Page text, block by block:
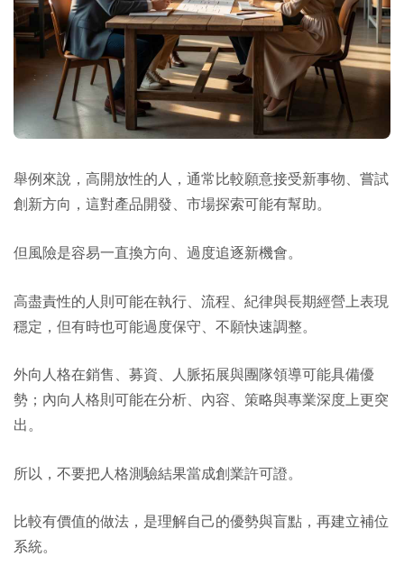
舉例來說，高開放性的人，通常比較願意接受新事物、嘗試
創新方向，這對產品開發、市場探索可能有幫助。
但風險是容易一直換方向、過度追逐新機會。
高盡責性的人則可能在執行、流程、紀律與長期經營上表現
穩定，但有時也可能過度保守、不願快速調整。
外向人格在銷售、募資、人脈拓展與團隊領導可能具備優
勢；內向人格則可能在分析、內容、策略與專業深度上更突
出。
所以，不要把人格測驗結果當成創業許可證。
比較有價值的做法，是理解自己的優勢與盲點，再建立補位
系統。